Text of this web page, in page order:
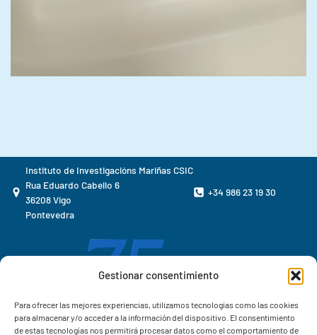
Gestionar consentimiento
Para ofrecer las mejores experiencias, utilizamos tecnologías como las cookies
para almacenar y/o acceder a la información del dispositivo. El consentimiento
de estas tecnologías nos permitirá procesar datos como el comportamiento de
Instituto de Investigacións Mariñas CSIC
Rua Eduardo Cabello 6
36208 Vigo
Pontevedra
+34 986 23 19 30